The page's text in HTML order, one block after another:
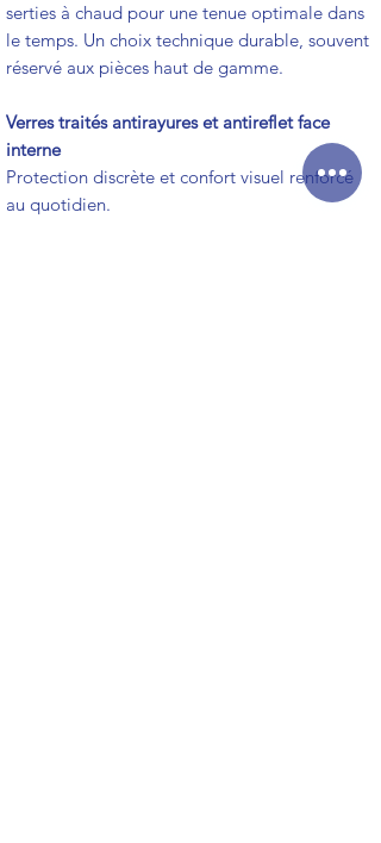
serties à chaud pour une tenue optimale dans
le temps. Un choix technique durable, souvent
réservé aux pièces haut de gamme.
Verres traités antirayures et antireflet face
interne
Protection discrète et confort visuel renforcé
au quotidien.